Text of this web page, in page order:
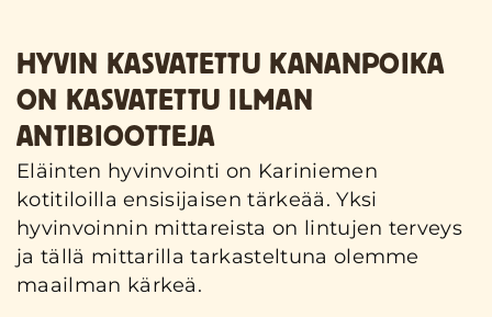
HYVIN KASVATETTU KANANPOIKA
ON KASVATETTU ILMAN
ANTIBIOOTTEJA
Eläinten hyvinvointi on Kariniemen
kotitiloilla ensisijaisen tärkeää. Yksi
hyvinvoinnin mittareista on lintujen terveys
ja tällä mittarilla tarkasteltuna olemme
maailman kärkeä.